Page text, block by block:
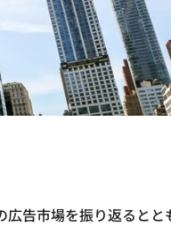
告市場を振り返るとと